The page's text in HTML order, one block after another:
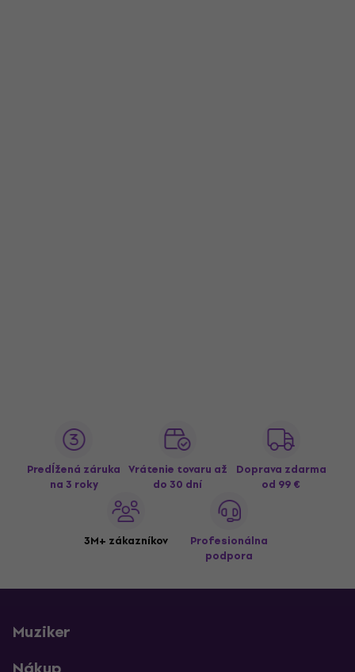
Predĺžená záruka
na 3 roky
Vrátenie tovaru až
do 30 dní
Doprava zdarma
od 99 €
3M+ zákazníkov
Profesionálna
podpora
Muziker